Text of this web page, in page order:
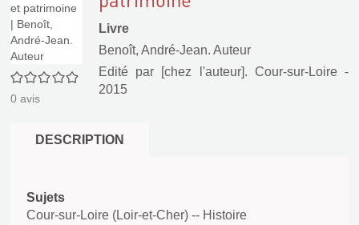
0/5
0 avis
Livre
Benoît, André-Jean. Auteur
Edité par [chez l'auteur]. Cour-sur-Loire-
2015
DESCRIPTION
Sujets
Cour-sur-Loire (Loir-et-Cher) -- Histoire